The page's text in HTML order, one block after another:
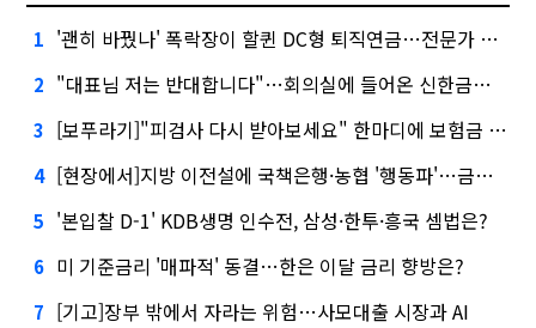
1 '괜히 바꿨나' 폭락장이 할퀸 DC형 퇴직연금…전문가 조언은
2 "대표님 저는 반대합니다"…회의실에 들어온 신한금융 AI
3 [보푸라기]"피검사 다시 받아보세요" 한마디에 보험금 못 받을 뻔?
4 [현장에서]지방 이전설에 국책은행·농협 '행동파'…금감원 '신중모드'
5 '본입찰 D-1' KDB생명 인수전, 삼성·한투·흥국 셈법은?
6 미 기준금리 '매파적' 동결…한은 이달 금리 향방은?
7 [기고]장부 밖에서 자라는 위험…사모대출 시장과 AI